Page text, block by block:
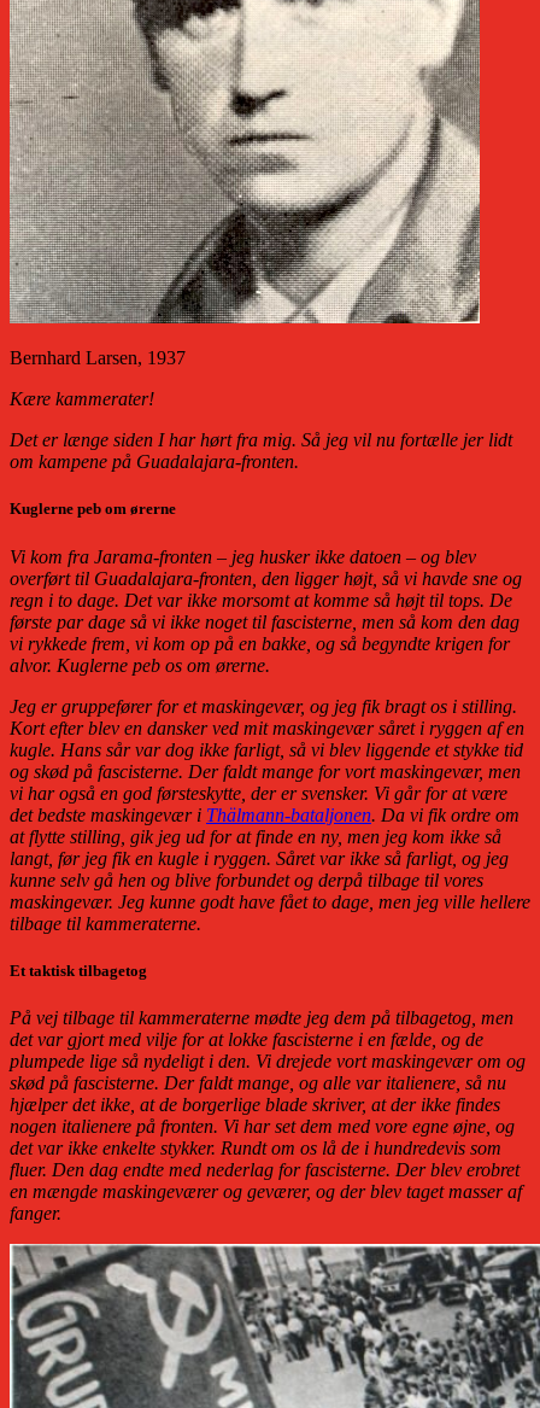
Bernhard Larsen, 1937
Kære kammerater!
Det er længe siden I har hørt fra mig. Så jeg vil nu fortælle jer lidt
om kampene på Guadalajara-fronten.
Kuglerne peb om ørerne
Vi kom fra Jarama-fronten – jeg husker ikke datoen – og blev
overført til Guadalajara-fronten, den ligger højt, så vi havde sne og
regn i to dage. Det var ikke morsomt at komme så højt til tops. De
første par dage så vi ikke noget til fascisterne, men så kom den dag
vi rykkede frem, vi kom op på en bakke, og så begyndte krigen for
alvor. Kuglerne peb os om ørerne.
Jeg er gruppefører for et maskingevær, og jeg fik bragt os i stilling.
Kort efter blev en dansker ved mit maskingevær såret i ryggen af en
kugle. Hans sår var dog ikke farligt, så vi blev liggende et stykke tid
og skød på fascisterne. Der faldt mange for vort maskingevær, men
vi har også en god førsteskytte, der er svensker. Vi går for at være
det bedste maskingevær i Thälmann-bataljonen. Da vi fik ordre om
at flytte stilling, gik jeg ud for at finde en ny, men jeg kom ikke så
langt, før jeg fik en kugle i ryggen. Såret var ikke så farligt, og jeg
kunne selv gå hen og blive forbundet og derpå tilbage til vores
maskingevær. Jeg kunne godt have fået to dage, men jeg ville hellere
tilbage til kammeraterne.
Et taktisk tilbagetog
På vej tilbage til kammeraterne mødte jeg dem på tilbagetog, men
det var gjort med vilje for at lokke fascisterne i en fælde, og de
plumpede lige så nydeligt i den. Vi drejede vort maskingevær om og
skød på fascisterne. Der faldt mange, og alle var italienere, så nu
hjælper det ikke, at de borgerlige blade skriver, at der ikke findes
nogen italienere på fronten. Vi har set dem med vore egne øjne, og
det var ikke enkelte stykker. Rundt om os lå de i hundredevis som
fluer. Den dag endte med nederlag for fascisterne. Der blev erobret
en mængde maskingeværer og geværer, og der blev taget masser af
fanger.